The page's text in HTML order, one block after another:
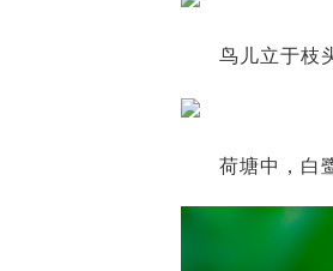
鸟儿立于枝
荷塘中，白